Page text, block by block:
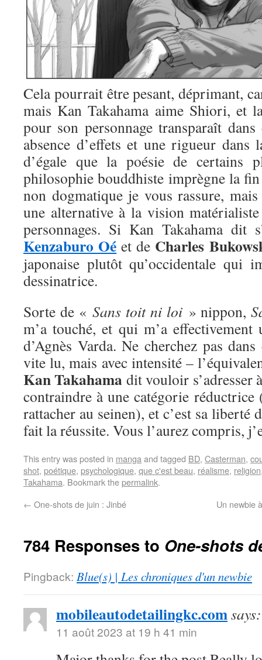
Cela pourrait être pesant, déprimant,
mais Kan Takahama aime Shiori, et
pour son personnage transparaît dans
absence d’effets et une rigueur dans
d’égale que la poésie de certains
philosophie bouddhiste imprègne la
non dogmatique je vous rassure,
une alternative à la vision
personnages. Si Kan Takahama dit
Kenzaburo Oé et de Charles
japonaise plutôt qu’occidentale qui
dessinatrice.
Sorte de «Sans toit ni loi» nippon,
m’a touché, et qui m’a
d’Agnès Varda. Ne cherchez pas
vite lu, mais avec intensité –
Kan Takahama dit vouloir s’adresser
contraindre à une catégorie
rattacher au seinen), et c’est sa liberté
fait la réussite. Vous l’aurez compris,
This entry was posted in manga and tagged BD, Casterman,
shot, poétique, psychologique, que c'est beau, réalisme, religion
Takahama. Bookmark thepermalink.
← One-shots de juin : Jinbé Un newbie
784 Responses to One-shots
Pingback: Blue(s) | Les chroniques d'un newbie
mobileautodetailingkc.comsays:
11 août 2023 at 19 h 41 min